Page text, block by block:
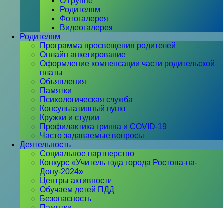
Родителям
Фотогалерея
Видеогалерея
Родителям
Программа просвещения родителей
Онлайн анкетирование
Оформление компенсации части родительской
платы
Объявления
Памятки
Психологическая служба
Консультативный пункт
Кружки и студии
Профилактика гриппа и COVID-19
Часто задаваемые вопросы
Деятельность
Социальное партнерство
Конкурс «Учитель года города Ростова-на-
Дону-2024»
Центры активности
Обучаем детей ПДД
Безопасность